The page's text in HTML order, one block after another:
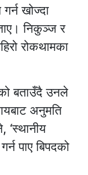
खोज्दा
निकुञ्ज र
रोकथामका
बताउँदै उनले
अनुमति
‘स्थानीय
पाए बिपदको